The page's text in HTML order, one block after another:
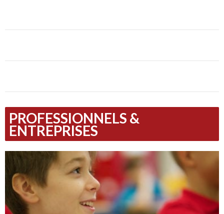
PROFESSIONNELS &
ENTREPRISES